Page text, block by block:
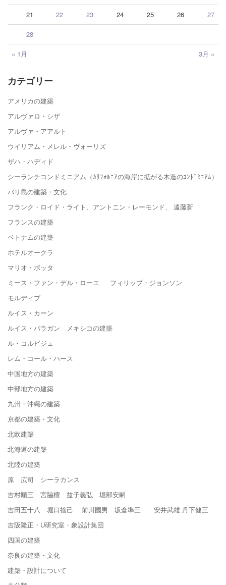
« 1月 3月 »
21 22 23 24 25 26 27
28
カテゴリー
アメリカの建築
アルヴァロ・シザ
アルヴァ・アアルト
ウイリアム・メレル・ヴォーリズ
ザハ・ハディド
シーランチコンドミニアム（ｶﾘﾌｫﾙﾆｱの海岸に拡がる木造のｺﾝﾄﾞﾐﾆｱﾑ）
バリ島の建築・文化
フランク・ロイド・ライト、アントニン・レーモンド、 遠藤新
フランスの建築
ベトナムの建築
ホテルオークラ
マリオ・ボッタ
ミース・ファン・デル・ローエ フィリップ・ジョンソン
モルディブ
ルイス・カーン
ルイス・バラガン メキシコの建築
ル・コルビジェ
レム・コール・ハース
中国地方の建築
中部地方の建築
九州・沖縄の建築
京都の建築・文化
北欧建築
北海道の建築
北陸の建築
原 広司 シーラカンス
吉村順三 宮脇檀 益子義弘 堀部安嗣
吉田五十八 堀口捨己 前川國男 坂倉準三 安井武雄 丹下健三
吉阪隆正・U研究室・象設計集団
四国の建築
奈良の建築・文化
建築・設計について